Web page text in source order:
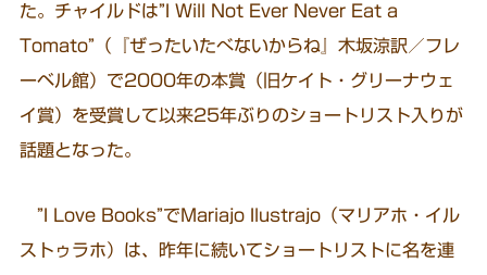
た。チャイルドは”I Will Not Ever Never Eat a
Tomato”（『ぜったいたべないからね』木坂涼訳／フレ
ーベル館）で2000年の本賞（旧ケイト・グリーナウェ
イ賞）を受賞して以来25年ぶりのショートリスト入りが
話題となった。
”I Love Books”でMariajo Ilustrajo（マリアホ・イル
ストゥラホ）は、昨年に続いてショートリストに名を連